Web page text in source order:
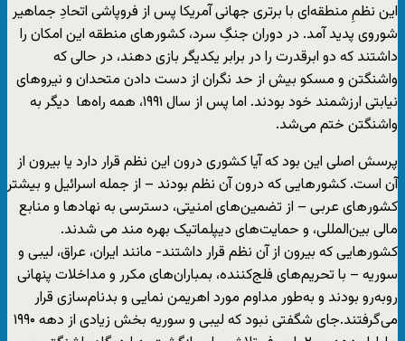
این نظمِ منطقه‌ای با برتری جهانی آمریکا پس از فروپاشی اتحادِ جماهیر
شوروی پدید آمد. در دوران جنگِ سرد، کشور‌های منطقه این امکان را
داشتند که دو ابرقدرت را در برابر یکدیگر بازی دهند، در حالی که
واشنگتن و مسکو بیش از حد نگران از دست دادن متحدان و نیرو‌های
نیابتی ارزشمند خود بودند. اما پس از سال ۱۹۹۱، همه راه‌ها دیگر به
واشنگتن ختم می‌شد.
پرسش اصلی این بود که آیا کشور‌ی درون این نظم قرار دارد یا بیرون از
آن است. کشور‌هایی که درون آن نظم بودند – از جمله اسرائیل و بیشتر
کشور‌های عربی – از تضمین‌های امنیتی، دسترسی به نهاد‌ها و منابع
مالی بین‌المللی، و حمایت‌های دیپلماتیک بهره ‌مند می شدند.
کشور‌هایی که بیرون از آن نظم قرار داشتند- مانند ایران، عراق، لیبی و
سوریه – با تحریم‌های فلج‌کننده، بمباران‌های مکرر و مداخلات پنهانی
روبه‌رو بودند و به‌طور مداوم مورد اهریمن ‌نمایی و بدنام‌سازی قرار
می‌گرفتند.جای شگفتی نبود که لیبی و سوریه بخش زیادی از دهه ۱۹۹۰